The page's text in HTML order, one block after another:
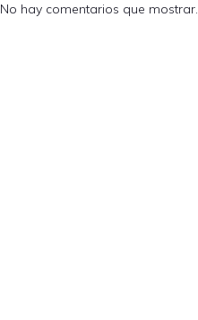
No hay comentarios que mostrar.